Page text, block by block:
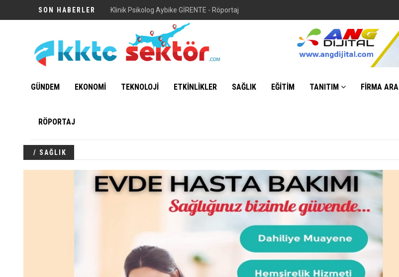
SON HABERLER Klinik Psikolog Aybike GİRENTE - Röportaj
GÜNDEM EKONOMİ TEKNOLOJİ ETKİNLİKLER SAĞLIK EĞİTİM TANITIM FİRMA ARA
RÖPORTAJ
/ SAĞLIK